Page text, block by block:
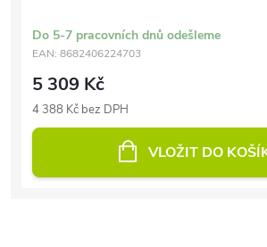
Do 5-7 pracovních dnů odešleme
EAN: 8682406224703
5 309 Kč
4 388 Kč bez DPH
VLOŽIT DO